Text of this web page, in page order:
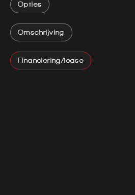
Opties
Omschrijving
Financiering/lease